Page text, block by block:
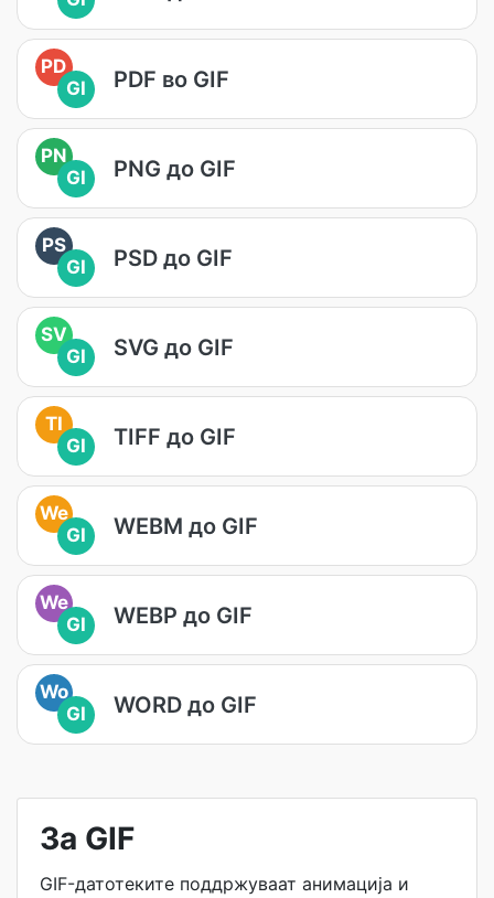
PD
GI
PDF во GIF
PN
GI
PNG до GIF
PS
GI
PSD до GIF
SV
GI
SVG до GIF
TI
GI
TIFF до GIF
We
GI
WEBM до GIF
We
GI
WEBP до GIF
Wo
GI
WORD до GIF
За GIF
GIF-датотеките поддржуваат анимација и